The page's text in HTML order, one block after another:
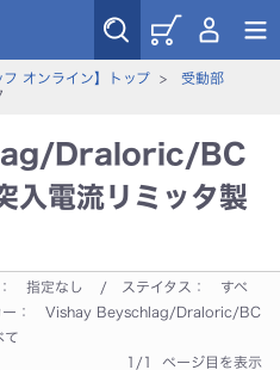
オンライン】トップ>
受動部
Draloric/BC
電流リミッタ製
指定なし / ステイタス：
すべ
：
Vishay Beyschlag/Draloric/BC
て
1/1 ページ目を表示